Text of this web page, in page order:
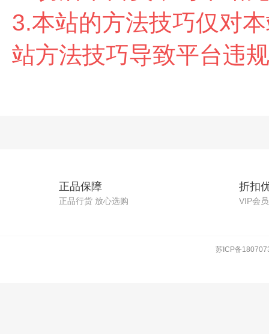
3.本站的方法技巧仅对
站方法技巧导致平台违
正品保障
正品行货 放心选购
折扣
VIP会
苏ICP备